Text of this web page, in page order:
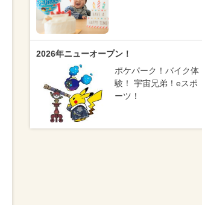
2026年ニューオープン！
ポケパーク！バイク体
験！ 宇宙兄弟！eスポ
ーツ！